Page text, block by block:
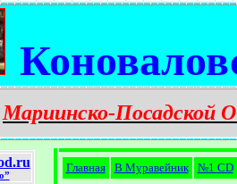
Мариинско-
Главная В Муравейник №1 CD